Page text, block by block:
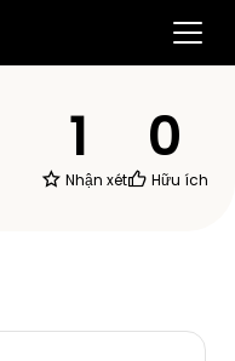
1
Nhận xét
0
Hữu ích